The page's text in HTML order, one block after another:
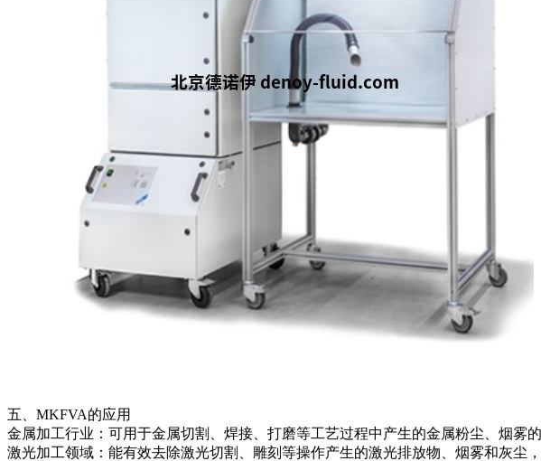
五、MKFVA的应用
金属加工行业：可用于金属切割、焊接、打磨等工艺过程中产生的金属粉尘、烟雾
激光加工领域：能有效去除激光切割、雕刻等操作产生的激光排放物、烟雾和灰尘